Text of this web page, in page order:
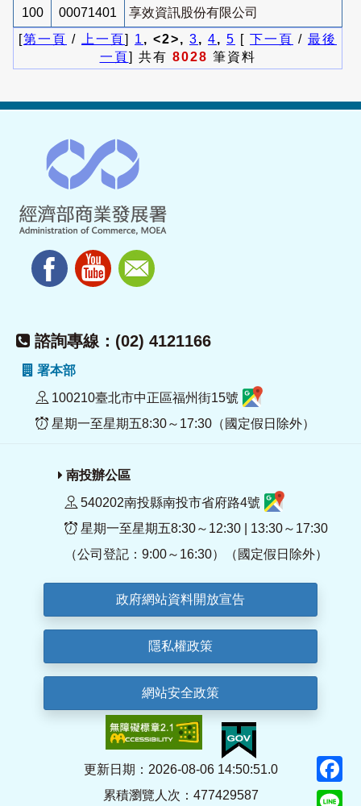
100 00071401
享效資訊股份有限公司
[第一頁 / 上一頁] 1 , <2>, 3, 4, 5 [ 下一頁 / 最後
一頁] 共有 8028 筆資料
諮詢專線：(02) 4121166
署本部
100210臺北市中正區福州街15號
星期一至星期五8:30～17:30（國定假日除外）
南投辦公區
540202南投縣南投市省府路4號
星期一至星期五8:30～12:30 | 13:30～17:30
（公司登記：9:00～16:30）（國定假日除外）
政府網站資料開放宣告
隱私權政策
網站安全政策
更新日期：2026-08-06 14:50:51.0
累積瀏覽人次：477429587